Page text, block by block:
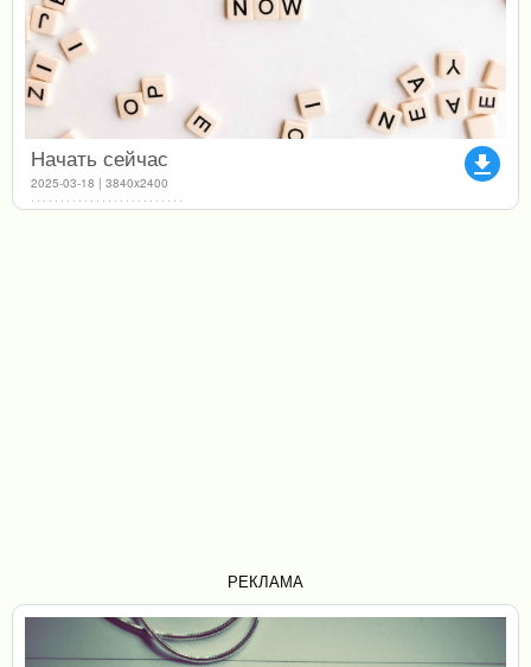
file_download
Начать сейчас
2025-03-18 | 3840x2400
РЕКЛАМА